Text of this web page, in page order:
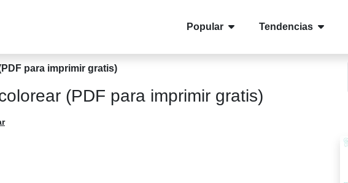
Popular Tendencias
para imprimir gratis)
(PDF para imprimir gratis)